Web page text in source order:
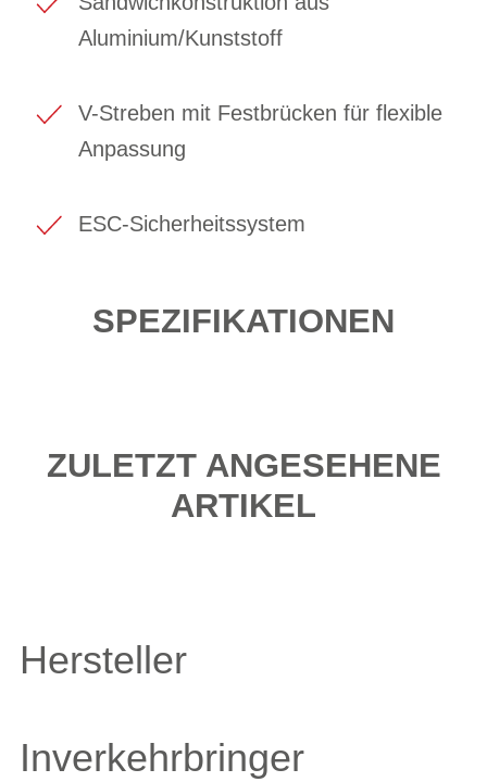
Aluminium/Kunststoff
V-Streben mit Festbrücken für flexible
Anpassung
ESC-Sicherheitssystem
SPEZIFIKATIONEN
ZULETZT ANGESEHENE
ARTIKEL
Hersteller
Inverkehrbringer